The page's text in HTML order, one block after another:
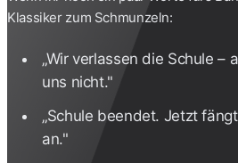
Klassiker zum Schmunzeln:
„Wir verlassen die Schule –
uns nicht."
„Schule beendet. Jetzt
an."